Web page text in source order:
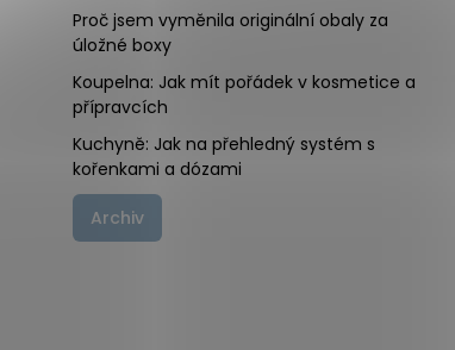
Proč jsem vyměnila originální obaly za
úložné boxy
Koupelna: Jak mít pořádek v kosmetice a
přípravcích
Kuchyně: Jak na přehledný systém s
kořenkami a dózami
Archiv